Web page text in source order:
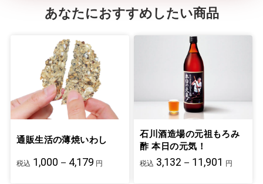
あなたにおすすめしたい商品
通販生活の薄焼いわし
税込 1,000－4,179 円
石川酒造場の元祖もろみ
酢 本日の元気！
税込 3,132－11,901 円